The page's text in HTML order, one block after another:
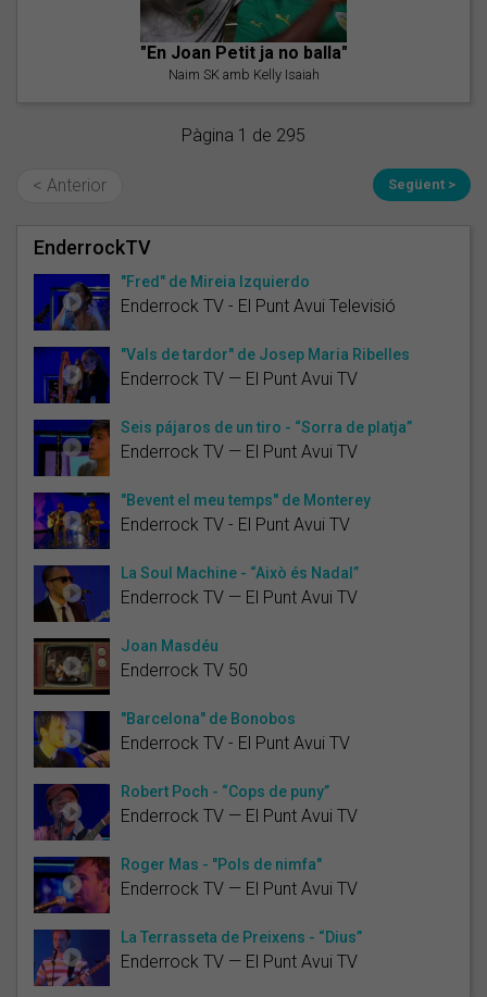
"En Joan Petit ja no balla"
Naim SK amb Kelly Isaiah
Pàgina 1 de 295
< Anterior Següent >
EnderrockTV
"Fred" de Mireia Izquierdo
Enderrock TV - El Punt Avui Televisió
"Vals de tardor" de Josep Maria Ribelles
Enderrock TV — El Punt Avui TV
Seis pájaros de un tiro - “Sorra de platja”
Enderrock TV — El Punt Avui TV
"Bevent el meu temps" de Monterey
Enderrock TV - El Punt Avui TV
La Soul Machine - “Això és Nadal”
Enderrock TV — El Punt Avui TV
Joan Masdéu
Enderrock TV 50
"Barcelona" de Bonobos
Enderrock TV - El Punt Avui TV
Robert Poch - “Cops de puny”
Enderrock TV — El Punt Avui TV
Roger Mas - "Pols de nimfa"
Enderrock TV — El Punt Avui TV
La Terrasseta de Preixens - “Dius”
Enderrock TV — El Punt Avui TV